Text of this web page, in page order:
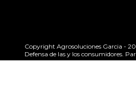
Copyright Agrosoluciones Garcia -
Defensa de las y los consumidores.